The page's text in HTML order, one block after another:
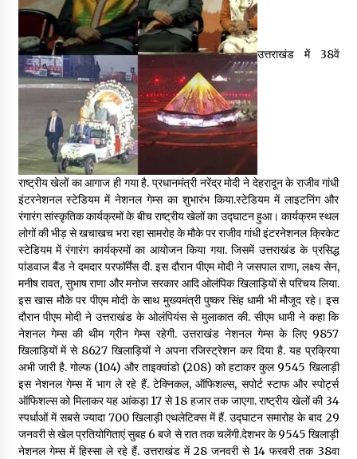
May 16, 2022
Thought Of The Day 14 May
May 14, 2022
Thought Of The Day 13 May
May 13, 2022
Thought Of The Day 12 May
May 12, 2022
Thought Of The Day 11 May
May 11, 2022
Thought Of The Day 10 May
May 10, 2022
Thought Of The Day 9 May
May 9, 2022
उत्तराखंड में 38वें
राष्ट्रीय खेलों का आगाज ही गया है. प्रधानमंत्री नरेंद्र मोदी ने देहरादून के राजीव गांधी
इंटरनेशनल स्टेडियम में नेशनल गेम्स का शुभारंभ किया.स्टेडियम में लाइटनिंग और
रंगारंग सांस्कृतिक कार्यक्रमों के बीच राष्ट्रीय खेलों का उद्घाटन हुआ। कार्यक्रम स्थल
लोगों की भीड़ से खचाखच भरा रहा सामरोह के मौके पर राजीव गांधी इंटरनेशनल क्रिकेट
स्टेडियम में रंगारंग कार्यक्रमों का आयोजन किया गया. जिसमें उत्तराखंड के प्रसिद्ध
पांडवाज बैंड ने दमदार परफॉर्मेंस दी. इस दौरान पीएम मोदी ने जसपाल राणा, लक्ष्य सेन,
मनीष रावत, सुभाष राणा और मनोज सरकार आदि ओलंपिक खिलाड़ियों से परिचय लिया.
इस खास मौके पर पीएम मोदी के साथ मुख्यमंत्री पुष्कर सिंह धामी भी मौजूद रहे। इस
दौरान पीएम मोदी ने उत्तराखंड के ओलंपियंस से मुलाकात की. सीएम धामी ने कहा कि
नेशनल गेम्स की थीम ग्रीन गेम्स रहेगी. उत्तराखंड नेशनल गेम्स के लिए 9857
खिलाड़ियों में से 8627 खिलाड़ियों ने अपना रजिस्ट्रेशन कर दिया है. यह प्रक्रिया
अभी जारी है. गोल्फ (104) और ताइक्वांडो (208) को हटाकर कुल 9545 खिलाड़ी
इस नेशनल गेम्स में भाग ले रहे हैं. टेक्निकल, ऑफिशल्स, सपोर्ट स्टाफ और स्पोर्ट्स
ऑफिशल्स को मिलाकर यह आंकड़ा 17 से 18 हजार तक जाएगा. राष्ट्रीय खेलों की 34
स्पर्धाओं में सबसे ज्यादा 700 खिलाड़ी एथलेटिक्स में हैं. उद्घाटन समारोह के बाद 29
जनवरी से खेल प्रतियोगिताएं सुबह 6 बजे से रात तक चलेंगी.देशभर के 9545 खिलाड़ी
नेशनल गेम्स में हिस्सा ले रहे हैं. उत्तराखंड में 28 जनवरी से 14 फरवरी तक 38वा